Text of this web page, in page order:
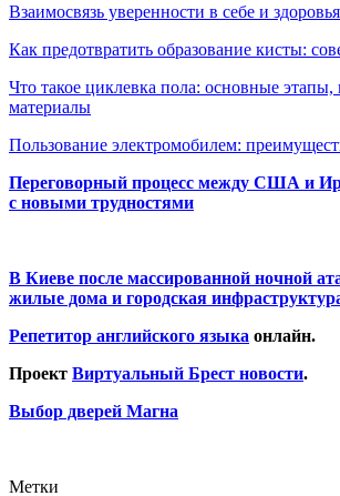
Взаимосвязь уверенности в себе и
Как предотвратить образование кисты:
Что такое циклевка пола: основные
материалы
Пользование электромобилем:
Переговорный процесс между США и
с новыми трудностями
В Киеве после массированной ночной
жилые дома и городская
Репетитор английского языка онлайн.
Проект Виртуальный Брест новости.
Выбор дверей Магна
Метки